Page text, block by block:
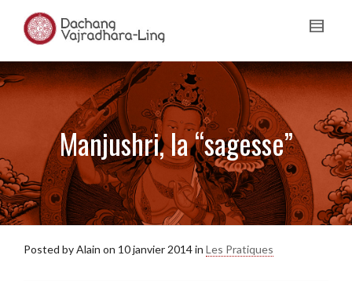
Manjushri, la “sagesse”
Posted byAlain on 10 janvier 2014in Les Pratiques